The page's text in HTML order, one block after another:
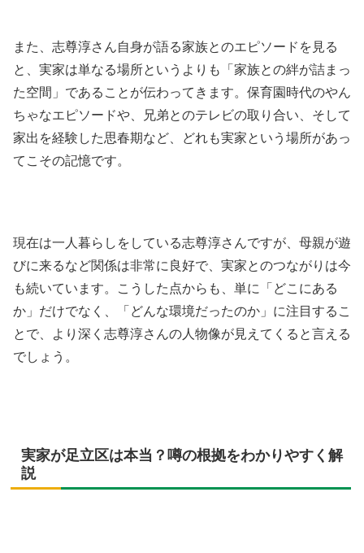
また、志尊淳さん自身が語る家族とのエピソードを見る
と、実家は単なる場所というよりも「家族との絆が詰まっ
た空間」であることが伝わってきます。保育園時代のやん
ちゃなエピソードや、兄弟とのテレビの取り合い、そして
家出を経験した思春期など、どれも実家という場所があっ
てこその記憶です。
現在は一人暮らしをしている志尊淳さんですが、母親が遊
びに来るなど関係は非常に良好で、実家とのつながりは今
も続いています。こうした点からも、単に「どこにある
か」だけでなく、「どんな環境だったのか」に注目するこ
とで、より深く志尊淳さんの人物像が見えてくると言える
でしょう。
実家が足立区は本当？噂の根拠をわかりやすく解
説